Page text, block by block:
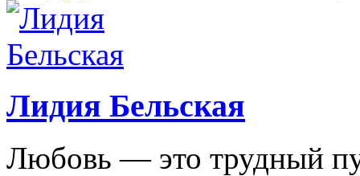
Лидия Бельская
Любовь — это трудный